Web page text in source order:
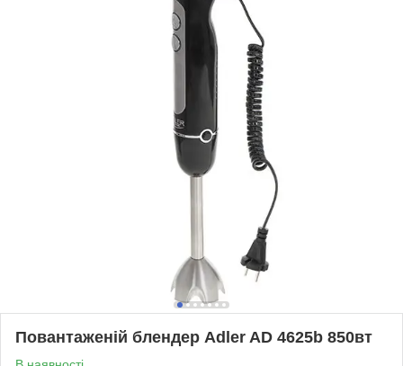
Повантаженій блендер Adler AD 4625b 850вт